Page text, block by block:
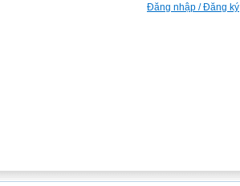
Đăng nhập / Đăng ký